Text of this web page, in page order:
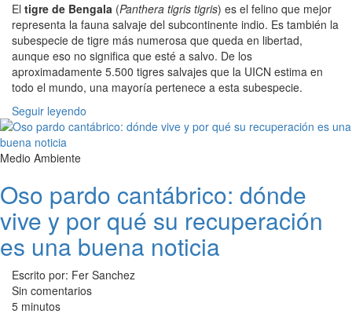
El tigre de Bengala (Panthera tigris tigris) es el felino que mejor
representa la fauna salvaje del subcontinente indio. Es también la
subespecie de tigre más numerosa que queda en libertad,
aunque eso no significa que esté a salvo. De los
aproximadamente 5.500 tigres salvajes que la UICN estima en
todo el mundo, una mayoría pertenece a esta subespecie.
Seguir leyendo
Medio Ambiente
Oso pardo cantábrico: dónde
vive y por qué su recuperación
es una buena noticia
Escrito por: Fer Sanchez
Sin comentarios
5 minutos